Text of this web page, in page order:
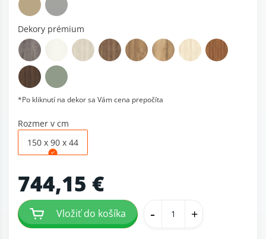
Rozmer v cm
150 x 90 x 44
Dekory prémium
*Po kliknutí na dekor sa Vám cena prepočíta
744,15 €
Vložiť do košíka - +